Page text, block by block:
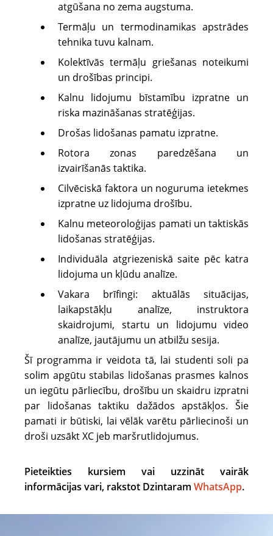
atgūšana no zema augstuma.
Termāļu un termodinamikas apstrādes
tehnika tuvu kalnam.
Kolektīvās termāļu griešanas noteikumi
un drošības principi.
Kalnu lidojumu bīstamību izpratne un
riska mazināšanas stratēģijas.
Drošas lidošanas pamatu izpratne.
Rotora zonas paredzēšana un
izvairīšanās taktika.
Cilvēciskā faktora un noguruma ietekmes
izpratne uz lidojuma drošību.
Kalnu meteoroloģijas pamati un taktiskās
lidošanas stratēģijas.
Individuāla atgriezeniskā saite pēc katra
lidojuma un kļūdu analīze.
Vakara brīfingi: aktuālās situācijas,
laikapstākļu analīze, instruktora
skaidrojumi, startu un lidojumu video
analīze, jautājumu un atbilžu sesija.
Šī programma ir veidota tā, lai studenti soli pa
solim apgūtu stabilas lidošanas prasmes kalnos
un iegūtu pārliecību, drošību un skaidru izpratni
par lidošanas taktiku dažādos apstākļos. Šie
pamati ir būtiski, lai vēlāk varētu pārliecinoši un
droši uzsākt XC jeb maršrutlidojumus.
Pieteikties kursiem vai uzzināt vairāk
informācijas vari, rakstot Dzintaram WhatsApp.